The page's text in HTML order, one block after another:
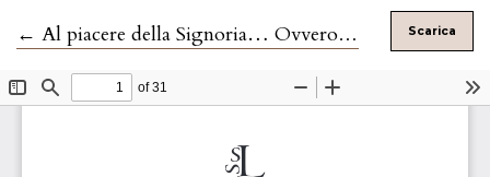
← Ritorna ai dettagli dell'articolo
Al piacere della Signoria… Ovvero: come esprimere una volontà in modo cortese? Scarica